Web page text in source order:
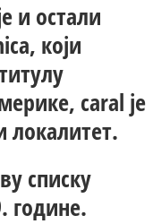
и остали
који
caral је
локалитет.
списку
године.